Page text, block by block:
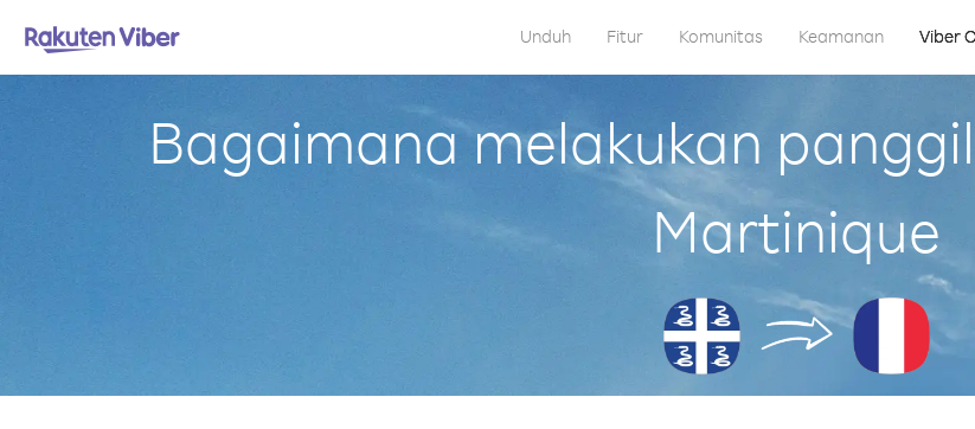
Unduh Fitur Komunitas Keamanan Viber
Bagaimana melakukan
Martinique